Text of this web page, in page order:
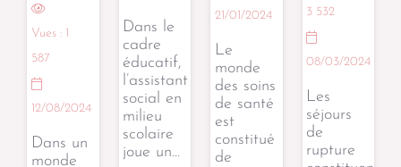
Vues : 1
587
12/08/2024
Dans un
monde
Dans le
cadre
éducatif,
l’assistant
social en
milieu
scolaire
joue un…
21/01/2024
Le
monde
des soins
de santé
est
constitué
de
3 532
08/03/2024
Les
séjours
de
rupture